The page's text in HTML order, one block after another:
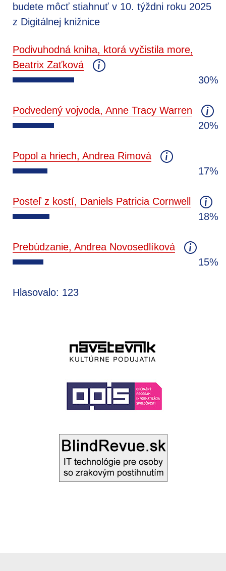
budete môcť stiahnuť v 10. týždni roku 2025
z Digitálnej knižnice
Podivuhodná kniha, ktorá vyčistila more,
Beatrix Zaťková
30%
Podvedený vojvoda, Anne Tracy Warren
20%
Popol a hriech, Andrea Rimová
17%
Posteľ z kostí, Daniels Patricia Cornwell
18%
Prebúdzanie, Andrea Novosedlíková
15%
Hlasovalo: 123